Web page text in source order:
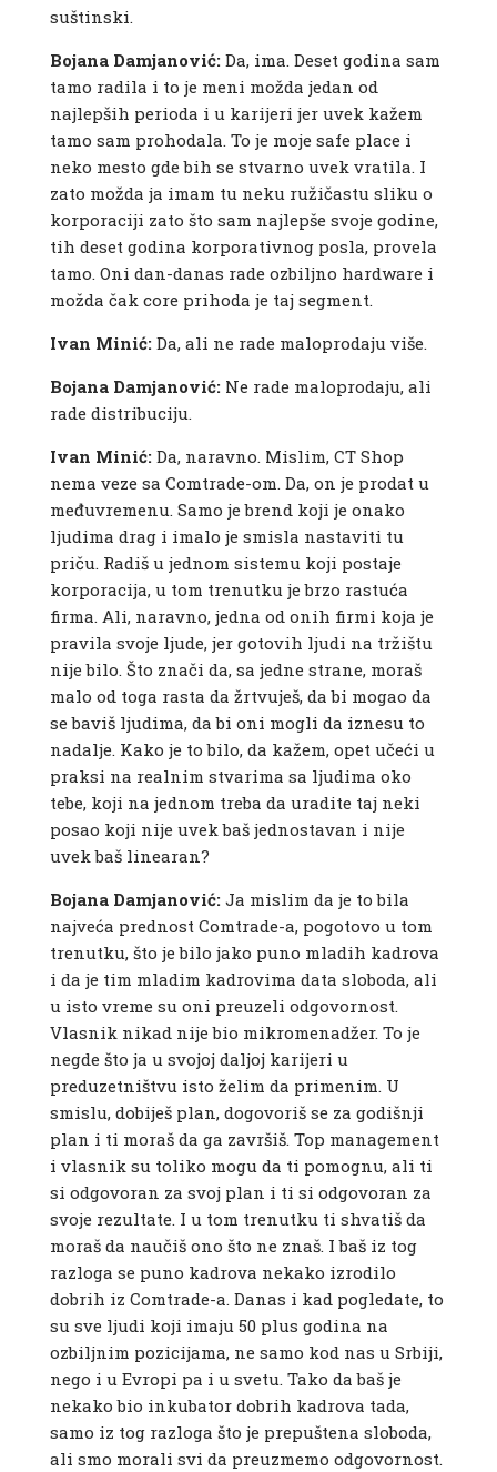
suštinski.
Bojana Damjanović: Da, ima. Deset godina sam
tamo radila i to je meni možda jedan od
najlepših perioda i u karijeri jer uvek kažem
tamo sam prohodala. To je moje safe place i
neko mesto gde bih se stvarno uvek vratila. I
zato možda ja imam tu neku ružičastu sliku o
korporaciji zato što sam najlepše svoje godine,
tih deset godina korporativnog posla, provela
tamo. Oni dan-danas rade ozbiljno hardware i
možda čak core prihoda je taj segment.
Ivan Minić: Da, ali ne rade maloprodaju više.
Bojana Damjanović: Ne rade maloprodaju, ali
rade distribuciju.
Ivan Minić: Da, naravno. Mislim, CT Shop
nema veze sa Comtrade-om. Da, on je prodat u
međuvremenu. Samo je brend koji je onako
ljudima drag i imalo je smisla nastaviti tu
priču. Radiš u jednom sistemu koji postaje
korporacija, u tom trenutku je brzo rastuća
firma. Ali, naravno, jedna od onih firmi koja je
pravila svoje ljude, jer gotovih ljudi na tržištu
nije bilo. Što znači da, sa jedne strane, moraš
malo od toga rasta da žrtvuješ, da bi mogao da
se baviš ljudima, da bi oni mogli da iznesu to
nadalje. Kako je to bilo, da kažem, opet učeći u
praksi na realnim stvarima sa ljudima oko
tebe, koji na jednom treba da uradite taj neki
posao koji nije uvek baš jednostavan i nije
uvek baš linearan?
Bojana Damjanović: Ja mislim da je to bila
najveća prednost Comtrade-a, pogotovo u tom
trenutku, što je bilo jako puno mladih kadrova
i da je tim mladim kadrovima data sloboda, ali
u isto vreme su oni preuzeli odgovornost.
Vlasnik nikad nije bio mikromenadžer. To je
negde što ja u svojoj daljoj karijeri u
preduzetništvu isto želim da primenim. U
smislu, dobiješ plan, dogovoriš se za godišnji
plan i ti moraš da ga završiš. Top management
i vlasnik su toliko mogu da ti pomognu, ali ti
si odgovoran za svoj plan i ti si odgovoran za
svoje rezultate. I u tom trenutku ti shvatiš da
moraš da naučiš ono što ne znaš. I baš iz tog
razloga se puno kadrova nekako izrodilo
dobrih iz Comtrade-a. Danas i kad pogledate, to
su sve ljudi koji imaju 50 plus godina na
ozbiljnim pozicijama, ne samo kod nas u Srbiji,
nego i u Evropi pa i u svetu. Tako da baš je
nekako bio inkubator dobrih kadrova tada,
samo iz tog razloga što je prepuštena sloboda,
ali smo morali svi da preuzmemo odgovornost.